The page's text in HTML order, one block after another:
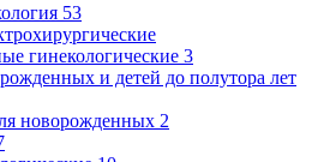
53
гинекологические 3
и детей до полутора лет
новорожденных 2